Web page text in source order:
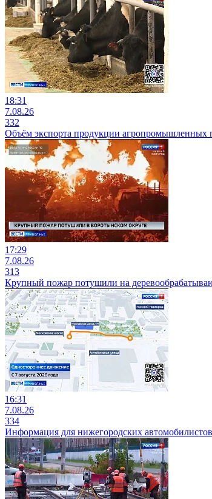
18:31
7.08.26
332
Объём экспорта продукции агропромышленных
17:29
7.08.26
313
Крупный пожар потушили на
16:31
7.08.26
334
Информация для нижегородских автомобилистов